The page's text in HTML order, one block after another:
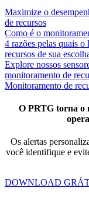
Maximize o
de recursos
Como é o
4 razões pelas quais
recursos de sua
Explore nossos
monitoramento de
Monitoramento de
O PRTG torna o
Os alertas
você identifique e
DOWNLOAD